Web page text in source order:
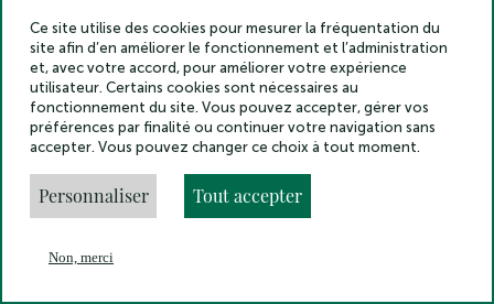
Menu
supérieur d’un pilon (broyeur) de mortier, on peut
plutôt l’identifier comme une sculpture de jardin.
En effet, cet échassier est représenté sur plusieurs
fresques pompéiennes figurant unhortus(jardin)
privé ( domusde la Vénus à la coquille, de l’Éphèbe,
Datation : Iersiècle apr. J.-C.
type Luni.
Ce site utilise des cookies pour mesurer la fréquentation du
site afin d’en améliorer le fonctionnement et l’administration
et, avec votre accord, pour améliorer votre expérience
utilisateur. Certains cookies sont nécessaires au
fonctionnement du site. Vous pouvez accepter, gérer vos
préférences par finalité ou continuer votre navigation sans
accepter. Vous pouvez changer ce choix à tout moment.
Personnaliser Tout accepter
Non, merci